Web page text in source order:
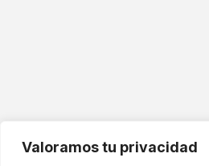
Valoramos tu privacidad